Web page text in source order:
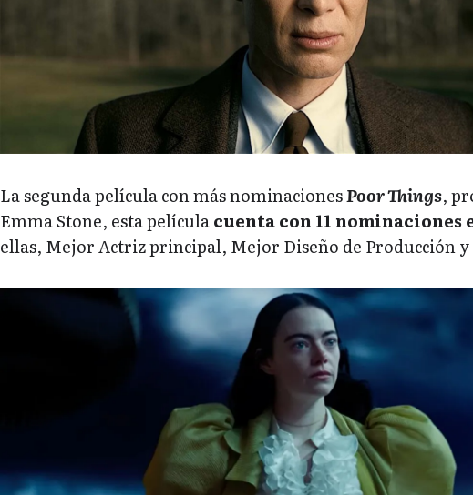
La segunda película con más nominacionesPoor Things,
Emma Stone, esta películacuenta con 11 nominaciones
ellas, Mejor Actriz principal, Mejor Diseño de Producción